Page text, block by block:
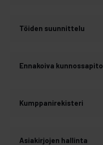
Töiden suunnittelu
Ennakoiva kunnossapito
Kumppanirekisteri
Asiakirjojen hallinta